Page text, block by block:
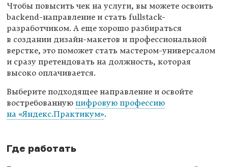
Чтобы повысить чек на услуги, вы можете освоить
backend-направление и стать fullstack-
разработчиком. А еще хорошо разбираться
в создании дизайн-макетов и профессиональной
верстке, это поможет стать мастером-универсалом
и сразу претендовать на должность, которая
высоко оплачивается.
Выберите подходящее направление и освойте
востребованную цифровую профессию
на «Яндекс.Практикум».
Где работать